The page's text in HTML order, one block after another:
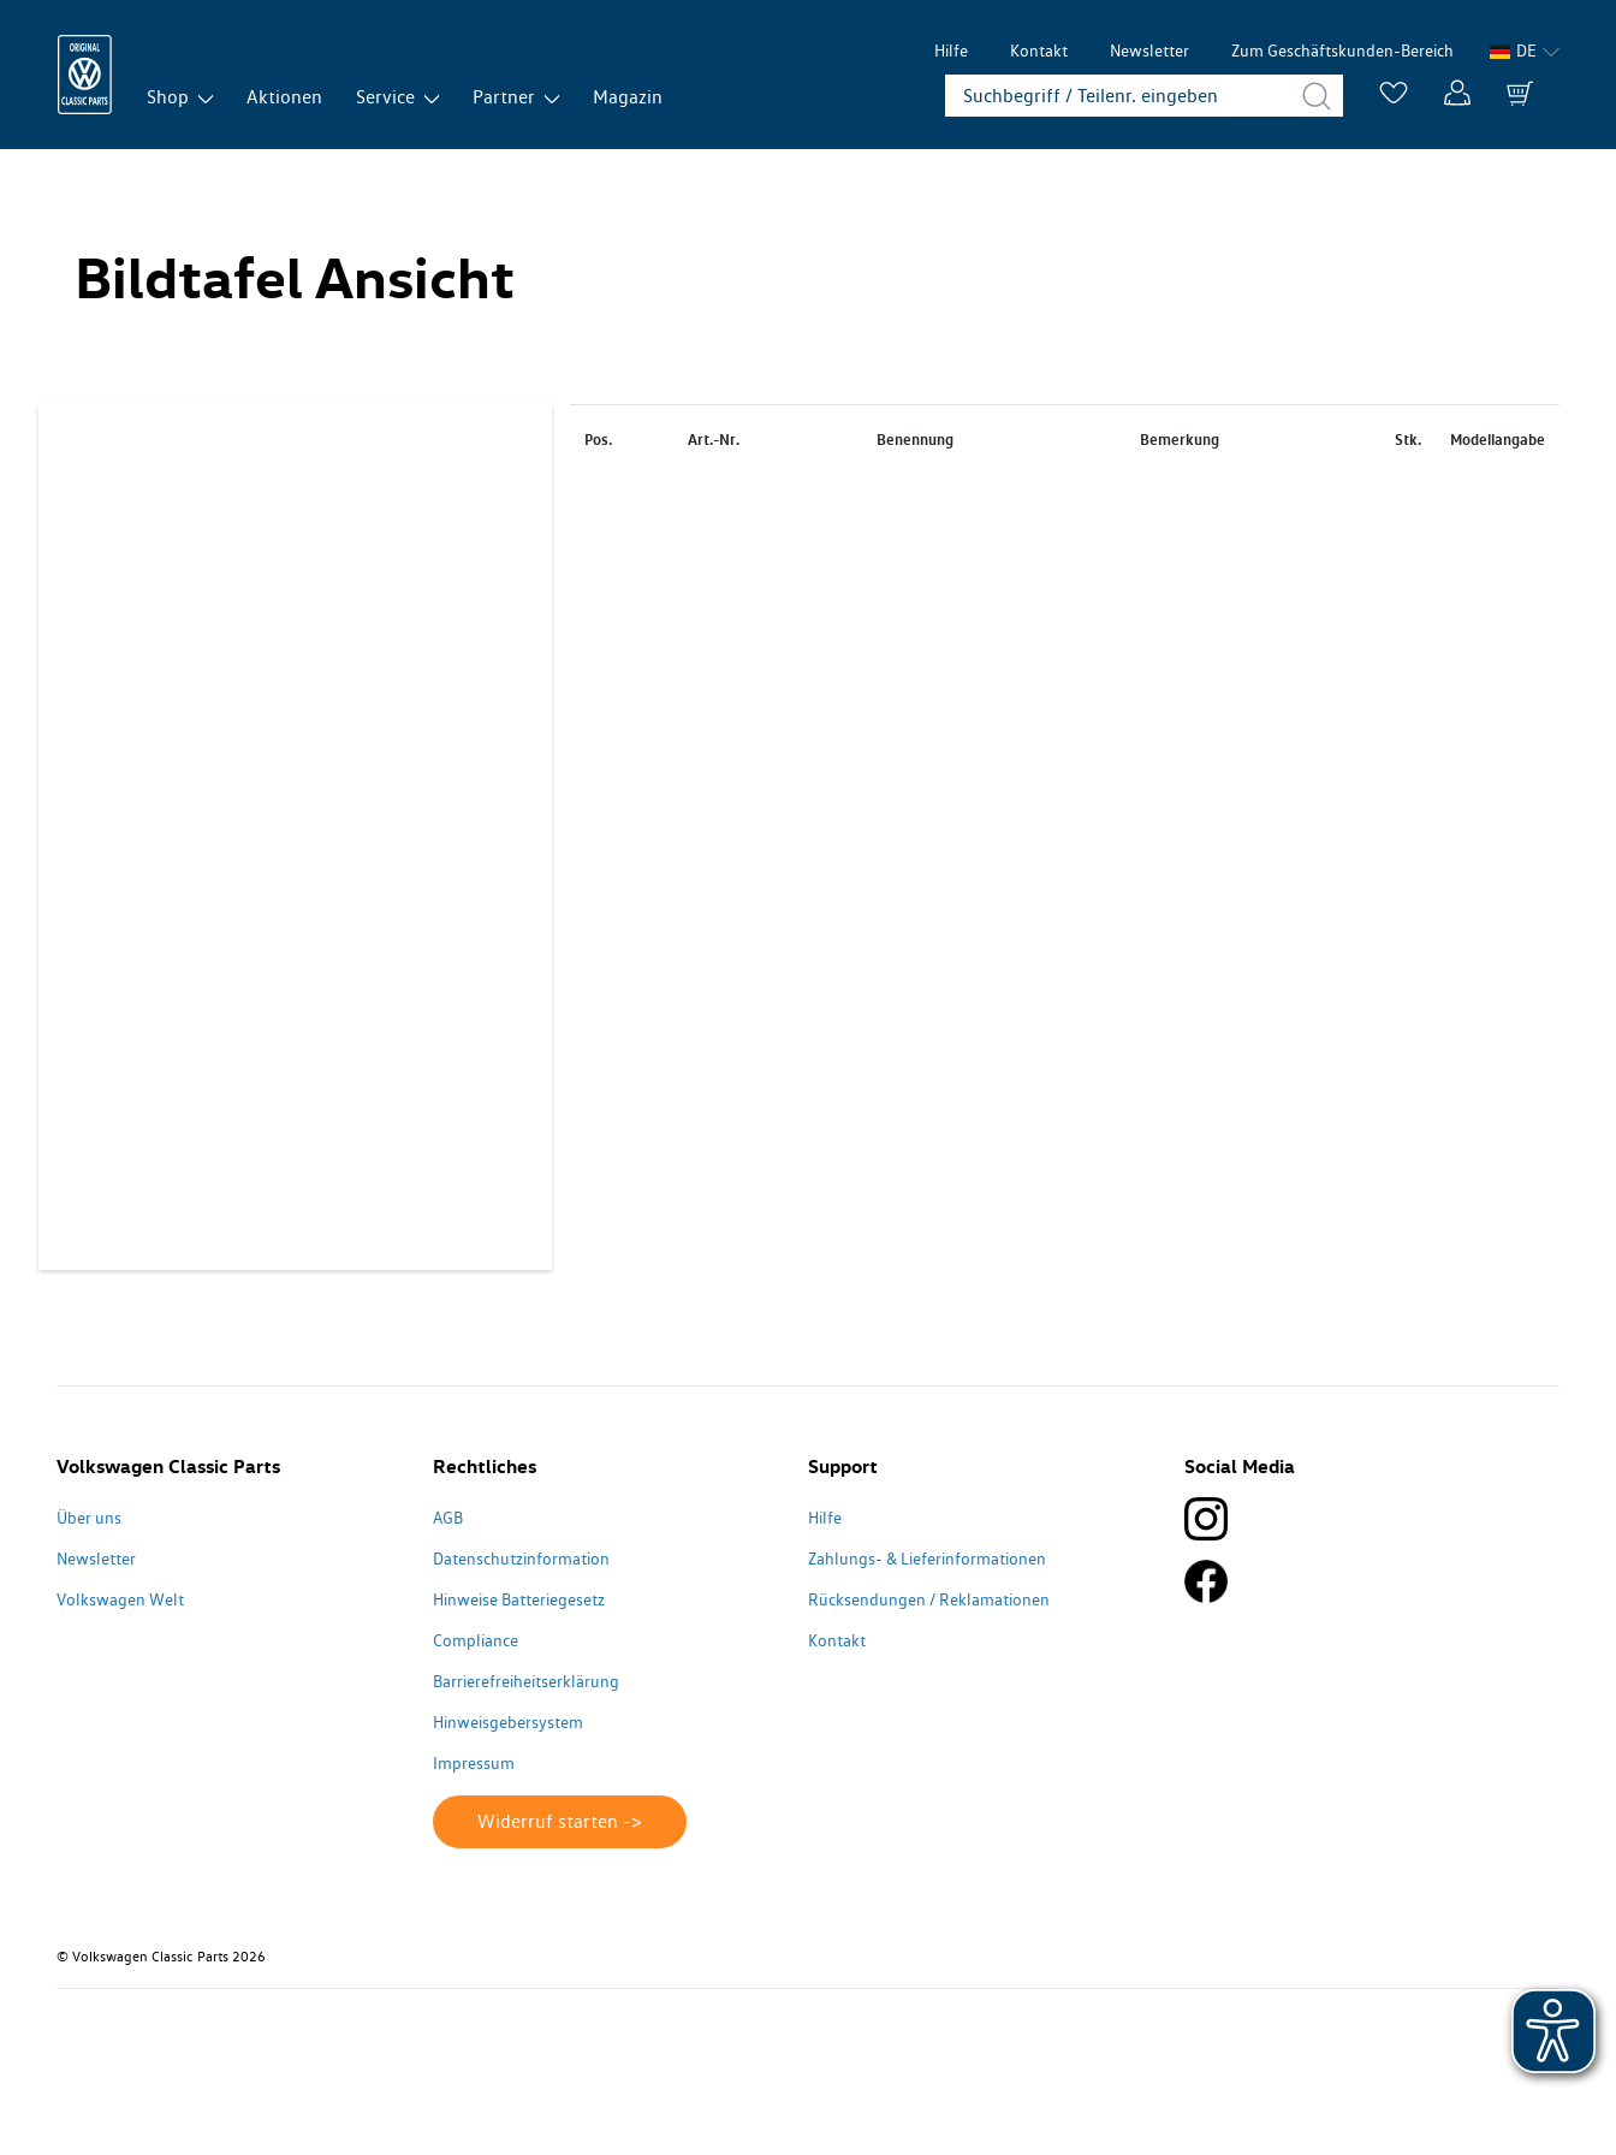
Hilfe Kontakt Newsletter Zum Geschäftskunden-Bereich DE
Shop Aktionen Service Partner Magazin
Bildtafel Ansicht
Pos. Art.-Nr. Benennung Bemerkung Stk. Modellangabe
Volkswagen Classic Parts
Über uns
Newsletter
Volkswagen Welt
Rechtliches
AGB
Datenschutzinformation
Hinweise Batteriegesetz
Compliance
Barrierefreiheitserklärung
Hinweisgebersystem
Impressum
Widerruf starten ->
Support
Hilfe
Zahlungs- & Lieferinformationen
Rücksendungen / Reklamationen
Kontakt
Social Media
© Volkswagen Classic Parts 2026